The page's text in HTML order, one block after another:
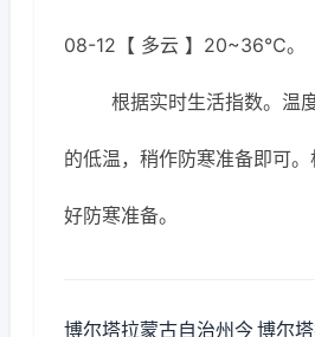
08-12【 多云 】20~36℃。
根据实时生活指数。温
的低温，稍作防寒准备即可
好防寒准备。
博尔塔拉蒙古自治州今博尔